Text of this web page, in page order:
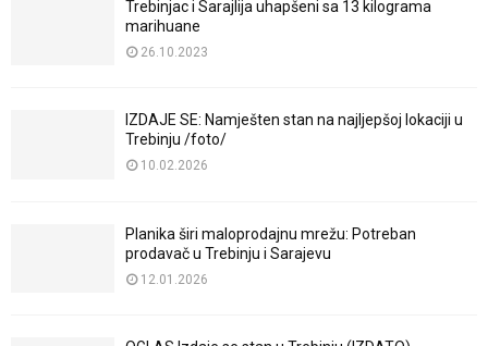
Trebinjac i Sarajlija uhapšeni sa 13 kilograma
marihuane
26.10.2023
IZDAJE SE: Namješten stan na najljepšoj lokaciji u
Trebinju /foto/
10.02.2026
Planika širi maloprodajnu mrežu: Potreban
prodavač u Trebinju i Sarajevu
12.01.2026